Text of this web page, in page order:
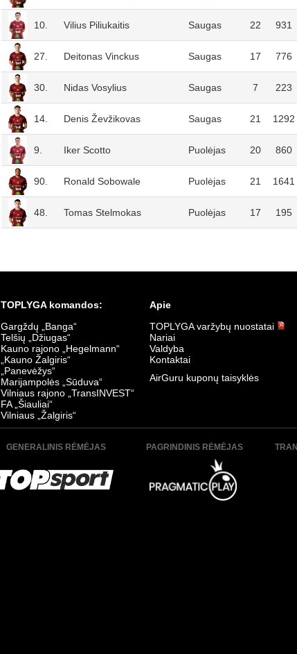
10. Vilius Piliukaitis Saugas 22 931
27. Deitonas Vinckus Saugas 17 776
30. Nidas Vosylius Saugas 7 223
14. Denis Ževžikovas Saugas 21 1292
9. Iker Scotto Puolėjas 20 860
90. Ronald Sobowale Puolėjas 21 1641
48. Tomas Stelmokas Puolėjas 17 195
TOPLYGA komandos:
Gargždų „Banga“
Telšių „Džiugas“
Kauno rajono „Hegelmann“
„Kauno Žalgiris“
„Panevėžys“
Marijampolės „Sūduva“
Vilniaus rajono „TransINVEST“
FA „Šiauliai“
Vilniaus „Žalgiris“
Apie
TOPLYGA varžybų nuostatai
Nariai
Valdyba
Kontaktai
AirGuru kuponų taisyklės
GENERALINIS RĖMĖJAS PAGRINDINIS RĖMĖJAS